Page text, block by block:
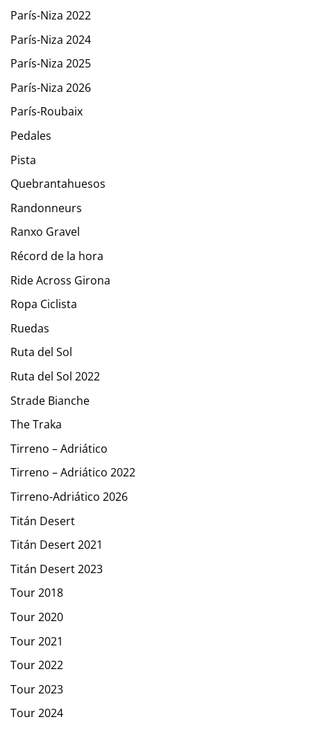
París-Niza 2022
París-Niza 2024
París-Niza 2025
París-Niza 2026
París-Roubaix
Pedales
Pista
Quebrantahuesos
Randonneurs
Ranxo Gravel
Récord de la hora
Ride Across Girona
Ropa Ciclista
Ruedas
Ruta del Sol
Ruta del Sol 2022
Strade Bianche
The Traka
Tirreno – Adriático
Tirreno – Adriático 2022
Tirreno-Adriático 2026
Titán Desert
Titán Desert 2021
Titán Desert 2023
Tour 2018
Tour 2020
Tour 2021
Tour 2022
Tour 2023
Tour 2024